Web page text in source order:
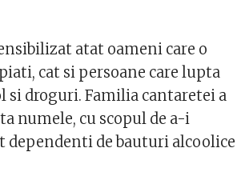
atat oameni care o
cat si persoane care lupta
droguri. Familia cantaretei a
numele, cu scopul de a-i
dependenti de bauturi alcoolice